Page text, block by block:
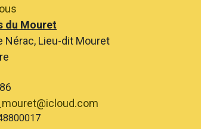
du Mouret
Nérac, Lieu-dit Mouret